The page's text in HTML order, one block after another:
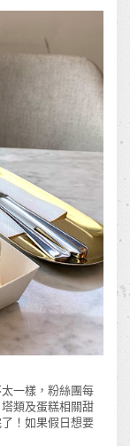
一樣，粉絲團每
類及蛋糕相關甜
！如果假日想要